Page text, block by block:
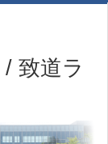
致道ラ